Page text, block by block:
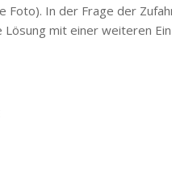
Foto). In der Frage der
mit einer weiteren